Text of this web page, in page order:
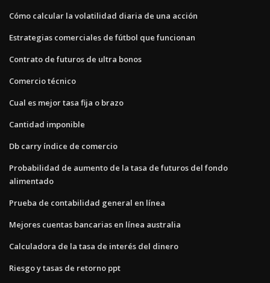
Cómo calcular la volatilidad diaria de una acción
Estrategias comerciales de fútbol que funcionan
Contrato de futuros de ultra bonos
Comercio técnico
Cual es mejor tasa fija o brazo
Cantidad imponible
Db carry índice de comercio
Probabilidad de aumento de la tasa de futuros del fondo
alimentado
Prueba de contabilidad general en línea
Mejores cuentas bancarias en línea australia
Calculadora de la tasa de interés del dinero
Riesgo y tasas de retorno ppt